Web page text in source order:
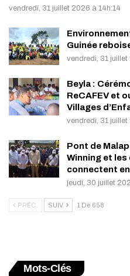
vendredi, 31 juillet 2026 à 14h:14
Guinée
vendredi, 31 juillet
Beyla :
ReCAFEV et
Villages
vendredi, 31 juillet
Pont de
Winning et
connectent
jeudi, 30 juillet
PRÉC. SUIV. 1 De 658
Mots-Clés